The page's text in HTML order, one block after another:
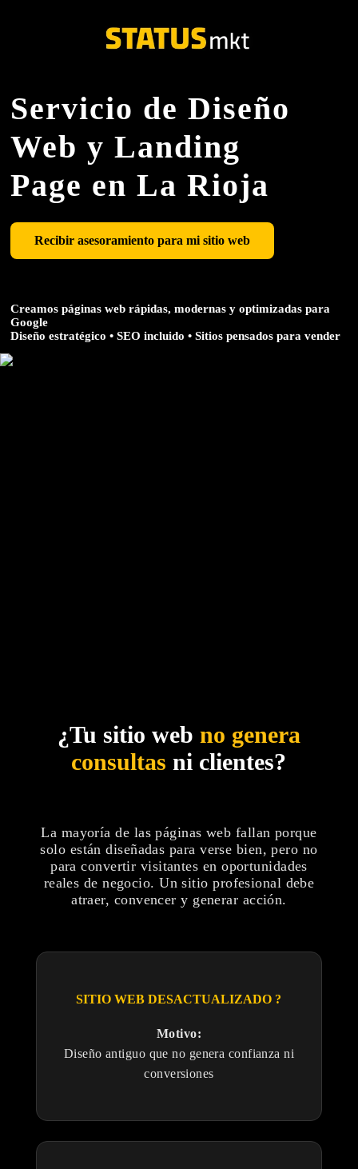
Servicio de Diseño
Web y Landing
Page en La Rioja
Recibir asesoramiento para mi sitio web
Creamos páginas web rápidas, modernas y optimizadas para
Google
Diseño estratégico • SEO incluido • Sitios pensados para vender
¿Tu sitio web no genera
consultas ni clientes?
La mayoría de las páginas web fallan porque
solo están diseñadas para verse bien, pero no
para convertir visitantes en oportunidades
reales de negocio. Un sitio profesional debe
atraer, convencer y generar acción.
SITIO WEB DESACTUALIZADO ?
Motivo:
Diseño antiguo que no genera confianza ni
conversiones